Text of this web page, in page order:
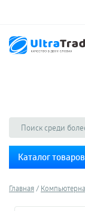
Каталог товаров
Главная